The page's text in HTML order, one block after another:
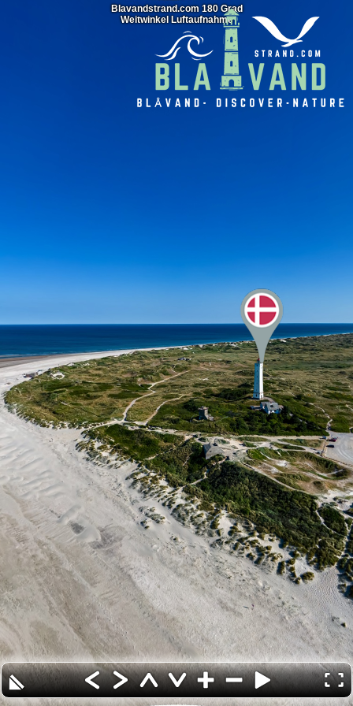
Blavandstrand.com 180 Grad
Weitwinkel Luftaufnahme